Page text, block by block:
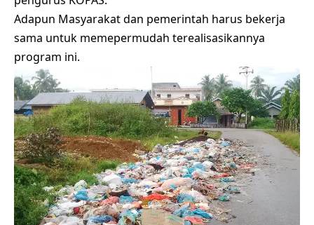
Adapun Masyarakat dan pemerintah harus bekerja
sama untuk memepermudah terealisasikannya
program ini.